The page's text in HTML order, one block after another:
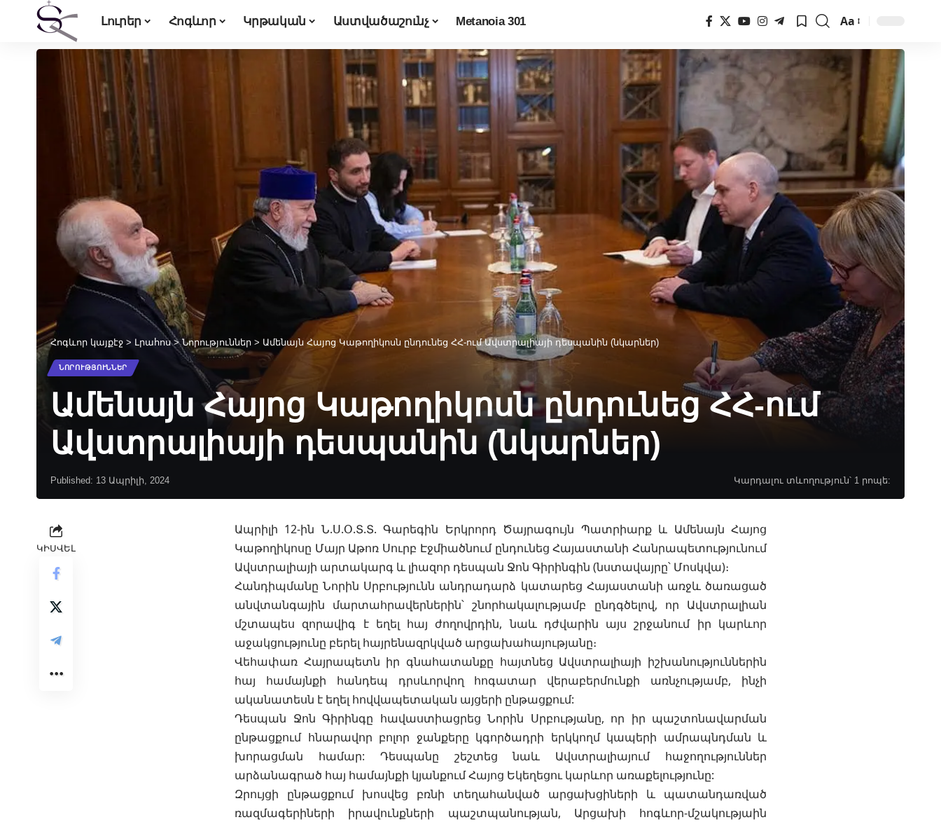
Լուրեր Հոգևոր Կրթական Աստվածաշունչ Metanoia 301
Font
Resizer
Aa
Հոգևոր կայքէջ > Լրահոս>Նորություններ > Ամենայն Հայոց Կաթողիկոսն ընդունեց ՀՀ-ում Ավստրալիայի դեսպանին (նկարներ)
ՆՈՐՈՒԹՅՈՒՆՆԵՐ
Ամենայն Հայոց Կաթողիկոսն ընդունեց ՀՀ-ում
Ավստրալիայի դեսպանին (նկարներ)
Published: 13 Ապրիլի, 2024 Կարդալու տևողություն՝ 1 րոպե:
ԿԻՍՎԵԼ
Ապրիլի 12-ին Ն.Ս.Օ.Տ.Տ. Գարեգին Երկրորդ Ծայրագույն Պատրիարք և Ամենայն Հայոց
Կաթողիկոսը Մայր Աթոռ Սուրբ Էջմիածնում ընդունեց Հայաստանի Հանրապետությունում
Ավստրալիայի արտակարգ և լիազոր դեսպան Ջոն Գիրինգին (նստավայրը՝ Մոսկվա)։
Հանդիպմանը Նորին Սրբությունն անդրադարձ կատարեց Հայաստանի առջև ծառացած
անվտանգային մարտահրավերներին՝ շնորհակալությամբ ընդգծելով, որ Ավստրալիան
մշտապես զորավիգ է եղել հայ ժողովրդին, նաև դժվարին այս շրջանում իր կարևոր
աջակցությունը բերել հայրենազրկված արցախահայությանը։
Վեհափառ Հայրապետն իր գնահատանքը հայտնեց Ավստրալիայի իշխանություններին
հայ համայնքի հանդեպ դրսևորվող հոգատար վերաբերմունքի առնչությամբ, ինչի
ականատեսն է եղել հովվապետական այցերի ընթացքում:
Դեսպան Ջոն Գիրինգը հավաստիացրեց Նորին Սրբությանը, որ իր պաշտոնավարման
ընթացքում հնարավոր բոլոր ջանքերը կգործադրի երկկողմ կապերի ամրապնդման և
խորացման համար: Դեսպանը շեշտեց նաև Ավստրալիայում հաջողություններ
արձանագրած հայ համայնքի կյանքում Հայոց Եկեղեցու կարևոր առաքելությունը:
Զրույցի ընթացքում խոսվեց բռնի տեղահանված արցախցիների և պատանդառված
ռազմագերիների իրավունքների պաշտպանության, Արցախի հոգևոր-մշակությաին